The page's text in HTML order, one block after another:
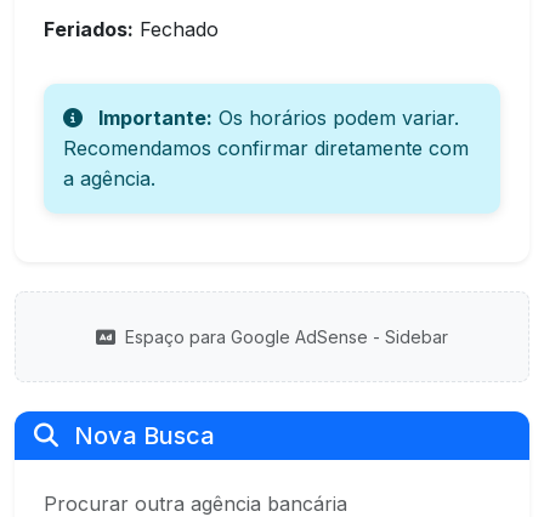
Feriados: Fechado
Importante: Os horários podem variar.
Recomendamos confirmar diretamente com
a agência.
Espaço para Google AdSense - Sidebar
Nova Busca
Procurar outra agência bancária